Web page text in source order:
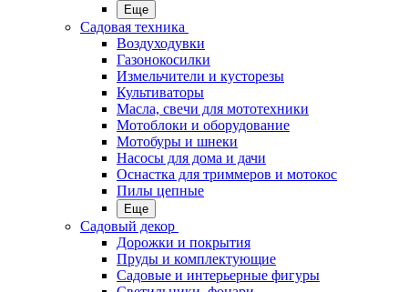
Еще
Садовая техника
Воздуходувки
Газонокосилки
Измельчители и кусторезы
Культиваторы
Масла, свечи для мототехники
Мотоблоки и оборудование
Мотобуры и шнеки
Насосы для дома и дачи
Оснастка для триммеров и мотокос
Пилы цепные
Еще
Садовый декор
Дорожки и покрытия
Пруды и комплектующие
Садовые и интерьерные фигуры